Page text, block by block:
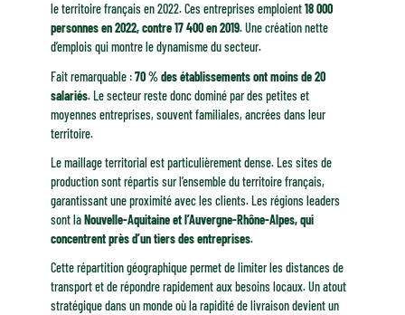
le territoire français en 2022. Ces entreprises emploient18 000
personnes en 2022, contre 17 400 en 2019. Une création nette
d’emplois qui montre le dynamisme du secteur.
Fait remarquable :70 % des établissements ont moins de 20
salariés. Le secteur reste donc dominé par des petites et
moyennes entreprises, souvent familiales, ancrées dans leur
territoire.
Le maillage territorial est particulièrement dense. Les sites de
production sont répartis sur l’ensemble du territoire français,
garantissant une proximité avec les clients. Les régions leaders
sont laNouvelle-Aquitaine et l’Auvergne-Rhône-Alpes, qui
concentrent près d’un tiers des entreprises.
Cette répartition géographique permet de limiter les distances de
transport et de répondre rapidement aux besoins locaux. Un atout
stratégique dans un monde où la rapidité de livraison devient un